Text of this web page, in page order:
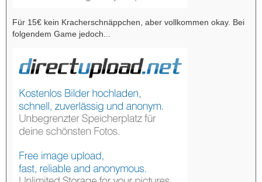
Für 15€ kein Kracherschnäppchen, aber vollkommen okay. Bei
folgendem Game jedoch...